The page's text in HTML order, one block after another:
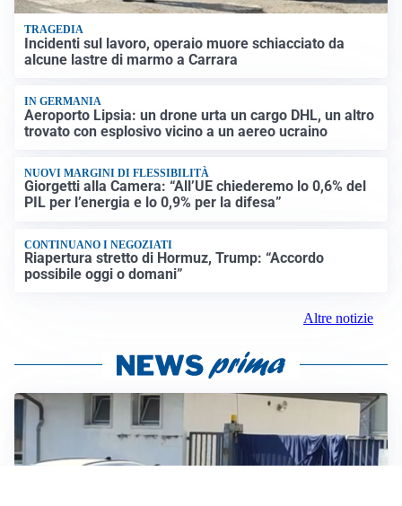
TRAGEDIA
Incidenti sul lavoro, operaio muore schiacciato da
alcune lastre di marmo a Carrara
IN GERMANIA
Aeroporto Lipsia: un drone urta un cargo DHL, un altro
trovato con esplosivo vicino a un aereo ucraino
NUOVI MARGINI DI FLESSIBILITÀ
Giorgetti alla Camera: “All’UE chiederemo lo 0,6% del
PIL per l’energia e lo 0,9% per la difesa”
CONTINUANO I NEGOZIATI
Riapertura stretto di Hormuz, Trump: “Accordo
possibile oggi o domani”
Altre notizie